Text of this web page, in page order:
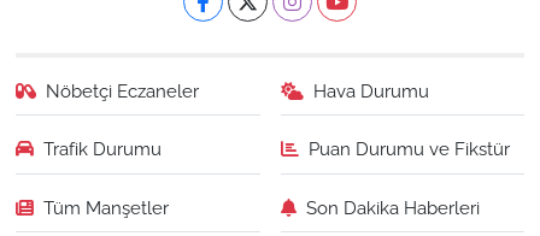
Nöbetçi Eczaneler Hava Durumu
Trafik Durumu Puan Durumu ve Fikstür
Tüm Manşetler Son Dakika Haberleri